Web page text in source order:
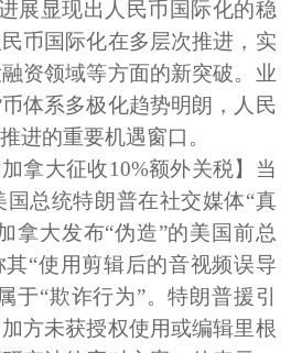
展显现出人民币国际化的稳
币国际化在多层次推进，实
资领域等方面的新突破。业
体系多极化趋势明朗，人民
进的重要机遇窗口。
拿大征收10%额外关税】 当
国总统特朗普在社交媒体“真
拿大发布“伪造”的美国前总
“使用剪辑后的音视频误导
于“欺诈行为”。特朗普援引
方未获授权使用或编辑里根